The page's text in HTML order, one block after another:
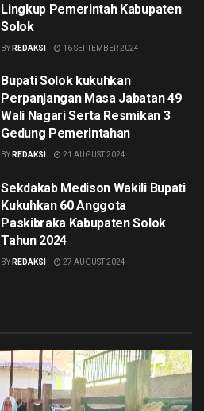
Lingkup Pemerintah Kabupaten
Solok
BY REDAKSI 16 SEPTEMBER 2024
Bupati Solok kukuhkan
Perpanjangan Masa Jabatan 49
Wali Nagari Serta Resmikan 3
Gedung Pemerintahan
BY REDAKSI 21 AUGUST 2024
Sekdakab Medison Wakili Bupati
Kukuhkan 60 Anggota
Paskibraka Kabupaten Solok
Tahun 2024
BY REDAKSI 27 AUGUST 2024